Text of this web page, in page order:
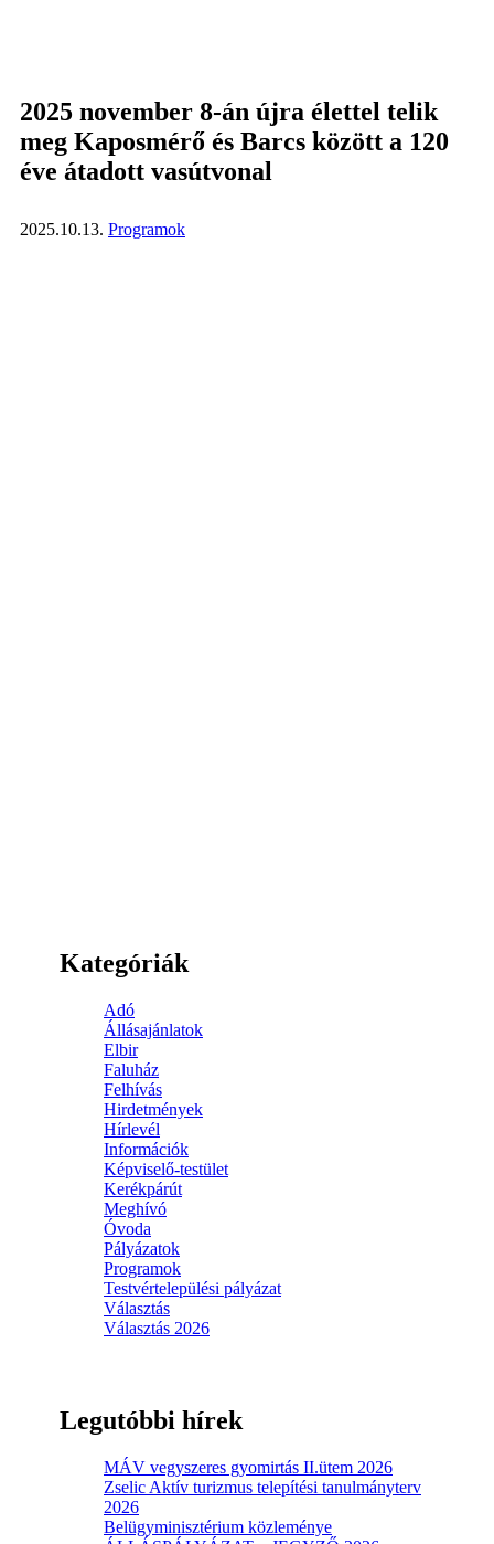
2025 november 8-án újra élettel telik
meg Kaposmérő és Barcs között a 120
éve átadott vasútvonal
2025.10.13. Programok
Kategóriák
Adó
Állásajánlatok
Elbir
Faluház
Felhívás
Hirdetmények
Hírlevél
Információk
Képviselő-testület
Kerékpárút
Meghívó
Óvoda
Pályázatok
Programok
Testvértelepülési pályázat
Választás
Választás 2026
Legutóbbi hírek
MÁV vegyszeres gyomirtás II.ütem 2026
Zselic Aktív turizmus telepítési tanulmányterv
2026
Belügyminisztérium közleménye